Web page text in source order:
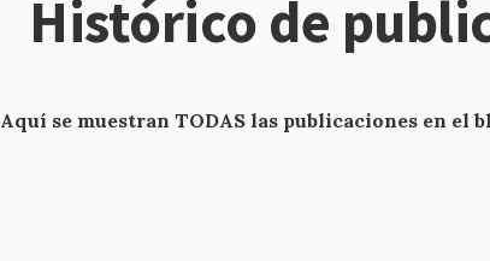
Histórico de
Aquí se muestran TODAS las publicaciones en el